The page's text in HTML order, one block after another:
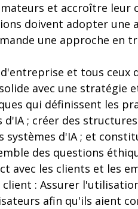
et accroître leur
doivent adopter
une approche en
et tous ceux
avec une stratégie
qui définissent les
; créer des
systèmes d'IA ; et
des questions
avec les clients et les
: Assurer
afin qu'ils aient